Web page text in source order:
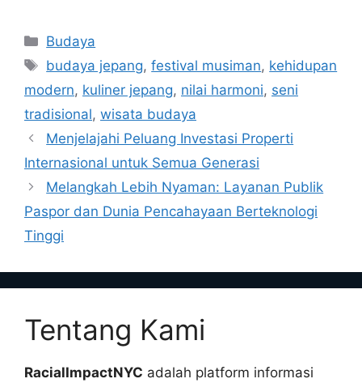
Categories
Budaya
Tags
budaya jepang,festival musiman, kehidupan
modern, kuliner jepang, nilai harmoni, seni
tradisional, wisata budaya
Menjelajahi Peluang Investasi Properti
Internasional untuk Semua Generasi
Melangkah Lebih Nyaman: Layanan Publik
Paspor dan Dunia Pencahayaan Berteknologi
Tinggi
Tentang Kami
RacialImpactNYC adalah platform informasi